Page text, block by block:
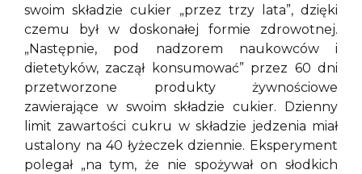
swoim składzie cukier „przez trzy lata”, dzięki
czemu był w doskonałej formie zdrowotnej.
„Następnie, pod nadzorem naukowców i
dietetyków, zaczął konsumować” przez 60 dni
przetworzone produkty żywnościowe
zawierające w swoim składzie cukier. Dzienny
limit zawartości cukru w składzie jedzenia miał
ustalony na 40 łyżeczek dziennie. Eksperyment
polegał „na tym, że nie spożywał on słodkich